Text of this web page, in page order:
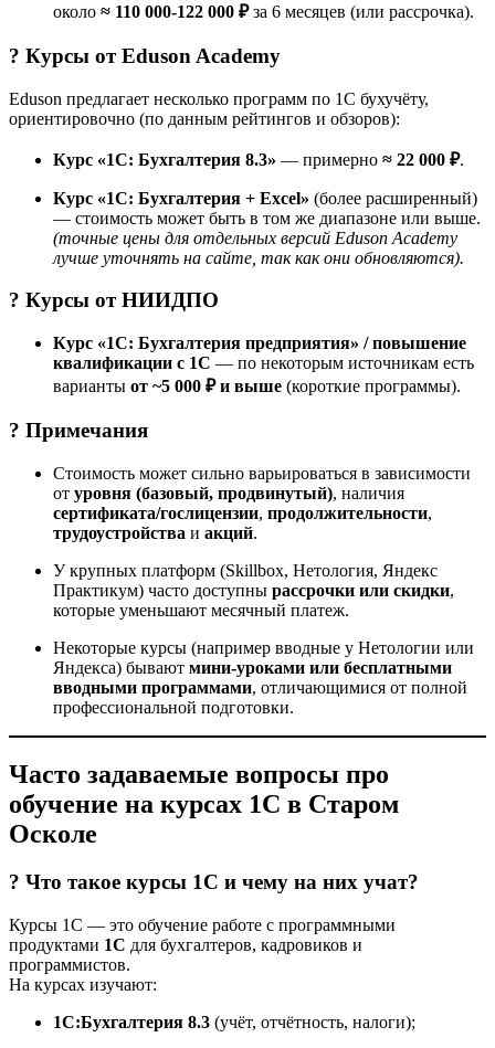
около ≈ 110 000-122 000 ₽за 6 месяцев (или рассрочка).
? Курсы отEduson Academy
Eduson предлагает несколько программ по 1С бухучёту,
ориентировочно (по данным рейтингов и обзоров):
Курс «1С: Бухгалтерия 8.3» — примерно ≈ 22 000 ₽.
Курс «1С: Бухгалтерия + Excel» (более расширенный)
— стоимость может быть в том же диапазоне или выше.
(точные цены для отдельных версий Eduson Academy
лучше уточнять на сайте, так как они обновляются).
? Курсы отНИИДПО
Курс «1С: Бухгалтерия предприятия» / повышение
квалификации с 1С — по некоторым источникам есть
варианты от ~5 000 ₽ и выше (короткие программы).
? Примечания
Стоимость может сильно варьироваться в зависимости
от уровня (базовый, продвинутый), наличия
сертификата/гослицензии, продолжительности,
трудоустройства и акций.
У крупных платформ (Skillbox, Нетология, Яндекс
Практикум) часто доступны рассрочки или скидки,
которые уменьшают месячный платеж.
Некоторые курсы (например вводные у Нетологии или
Яндекса) бывают мини-уроками или бесплатными
вводными программами, отличающимися от полной
профессиональной подготовки.
Часто задаваемые вопросы про
обучение на курсах 1С в Старом
Осколе
? Что такое курсы 1С и чему на них учат?
Курсы 1С — это обучение работе с программными
продуктами 1С для бухгалтеров, кадровиков и
программистов.
На курсах изучают:
1С:Бухгалтерия 8.3 (учёт, отчётность, налоги);